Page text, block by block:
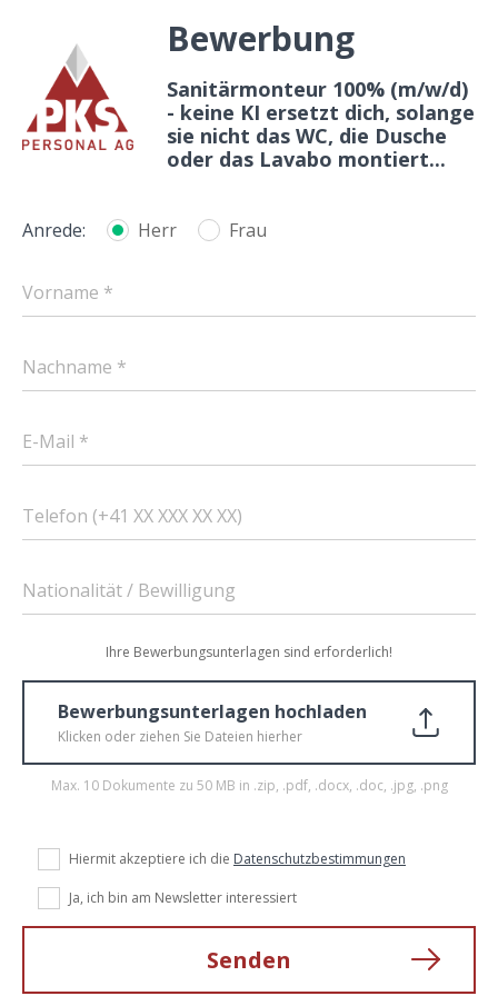
Bewerbung
Sanitärmonteur 100% (m/w/d)
- keine KI ersetzt dich, solange
sie nicht das WC, die Dusche
oder das Lavabo montiert...
Anrede: Herr Frau
Vorname *
Nachname *
E-Mail *
Telefon (+41 XX XXX XX XX)
Nationalität / Bewilligung
Ihre Bewerbungsunterlagen sind erforderlich!
Bewerbungsunterlagen hochladen
Klicken oder ziehen Sie Dateien hierher
Max. 10 Dokumente zu 50 MB in .zip, .pdf, .docx, .doc, .jpg, .png
Hiermit akzeptiere ich die Datenschutzbestimmungen
Ja, ich bin am Newsletter interessiert
Senden